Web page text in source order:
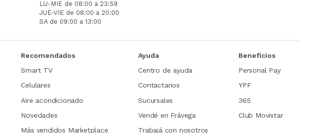
LU-MIE de 08:00 a 23:59
JUE-VIE de 08:00 a 20:00
SA de 09:00 a 13:00
Recomendados
Smart TV
Celulares
Aire acondicionado
Novedades
Más vendidos Marketplace
Ayuda
Centro de ayuda
Contactanos
Sucursales
Vendé en Frávega
Trabajá con nosotros
Beneficios
Personal Pay
YPF
365
Club Movistar